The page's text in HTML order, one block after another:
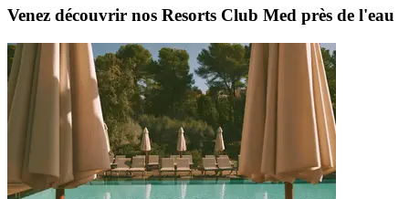
Venez découvrir nos Resorts Club Med près de l'eau